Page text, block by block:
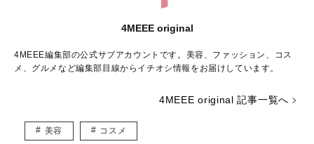
4MEEE original
4MEEE編集部の公式サブアカウントです。美容、ファッション、コス
メ、グルメなど編集部目線からイチオシ情報をお届けしています。
4MEEE original 記事一覧へ
美容 コスメ